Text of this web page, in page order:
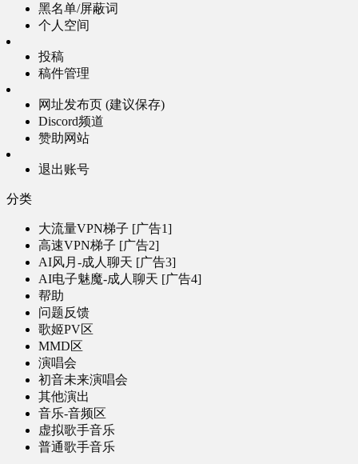
黑名单/屏蔽词
个人空间
投稿
稿件管理
网址发布页 (建议保存)
Discord频道
赞助网站
退出账号
分类
大流量VPN梯子 [广告1]
高速VPN梯子 [广告2]
AI风月-成人聊天 [广告3]
AI电子魅魔-成人聊天 [广告4]
帮助
问题反馈
歌姬PV区
MMD区
演唱会
初音未来演唱会
其他演出
音乐-音频区
虚拟歌手音乐
普通歌手音乐